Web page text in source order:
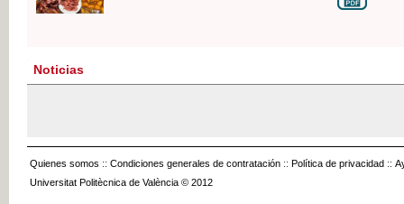
Noticias
Quienes somos :: Condiciones generales de contratación :: Política de privacidad ::
Universitat Politècnica de València © 2012